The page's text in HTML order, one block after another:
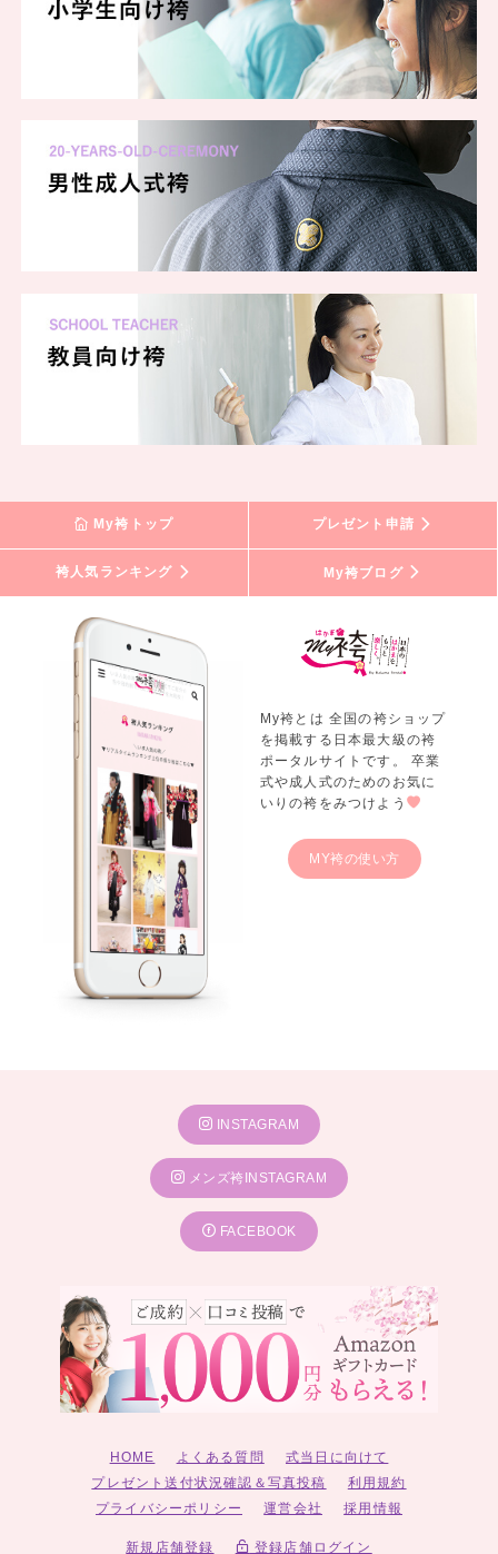
My袴トップ プレゼント申請
袴人気ランキング My袴ブログ
My袴とは 全国の袴ショップ
を掲載する日本最大級の袴
ポータルサイトです。 卒業
式や成人式のためのお気に
いりの袴をみつけよう
MY袴の使い方
INSTAGRAM
メンズ袴INSTAGRAM
FACEBOOK
HOME よくある質問
式当日に向けて
プレゼント送付状況確認＆写真投稿
利用規約
プライバシーポリシー
運営会社 採用情報
新規店舗登録 登録店舗ログイン